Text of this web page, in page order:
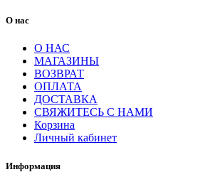
О нас
О НАС
МАГАЗИНЫ
ВОЗВРАТ
ОПЛАТА
ДОСТАВКА
СВЯЖИТЕСЬ С НАМИ
Корзина
Личный кабинет
Информация